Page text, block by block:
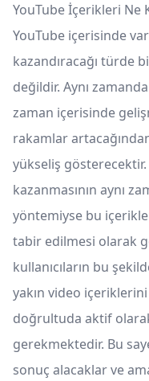
YouTube İçerikleri Ne
YouTube içerisinde
kazandıracağı türde
değildir. Aynı
zaman içerisinde
rakamlar
yükseliş
kazanmasının aynı
yöntemiyse bu
tabir edilmesi olarak
kullanıcıların bu
yakın video
doğrultuda aktif
gerekmektedir. Bu
sonuç alacaklar ve